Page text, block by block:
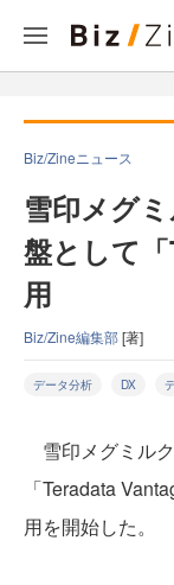
Biz/Zineニュース
雪印メグ
盤として
用
Biz/Zine編集部[著]
データ分析 DX
雪印メグミル
「Teradata
用を開始した。